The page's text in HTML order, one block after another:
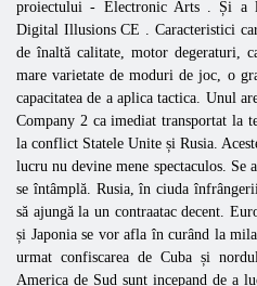
proiectului - Electronic Arts . Și a
Digital Illusions CE . Caracteristici
de înaltă calitate, motor degeraturi,
mare varietate de moduri de joc, o
capacitatea de a aplica tactica. Unul
Company 2 ca imediat transportat la
la conflict Statele Unite și Rusia.
lucru nu devine mene spectaculos. Se
se întâmplă. Rusia, în ciuda
să ajungă la un contraatac decent.
și Japonia se vor afla în curând la
urmat confiscarea de Cuba și
America de Sud sunt incepand de a